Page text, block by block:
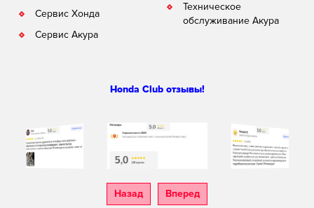
Сервис Хонда
Сервис Акура
Техническое
обслуживание Акура
Honda Club отзывы!
Назад Вперед